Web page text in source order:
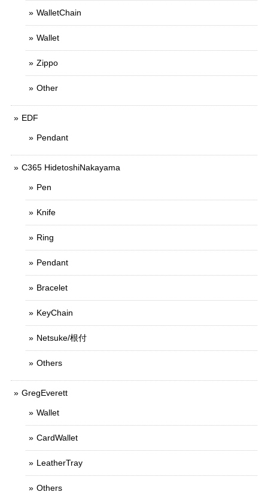
WalletChain
Wallet
Zippo
Other
EDF
Pendant
C365 HidetoshiNakayama
Pen
Knife
Ring
Pendant
Bracelet
KeyChain
Netsuke/根付
Others
GregEverett
Wallet
CardWallet
LeatherTray
Others